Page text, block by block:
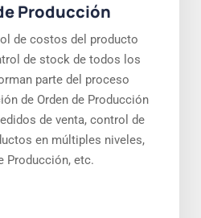
Producción
de costos del producto
de stock de todos los
parte del proceso
de Orden de Producción
de venta, control de
en múltiples niveles,
Producción, etc.